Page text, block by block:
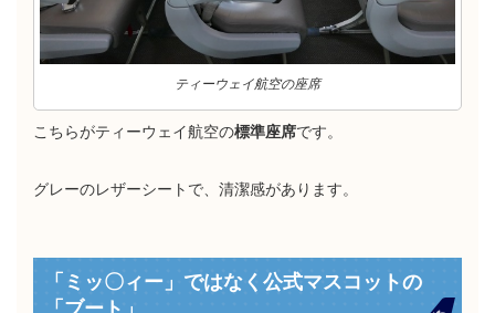
ティーウェイ航空の座席
こちらがティーウェイ航空の標準座席です。
グレーのレザーシートで、清潔感があります。
「ミッ〇ィー」ではなく公式マスコットの
「ブート」